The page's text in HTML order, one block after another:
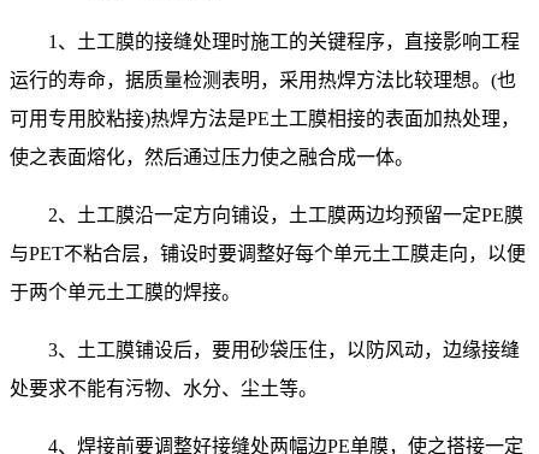
1、土工膜的接缝处理时施工的关键程序，直接影响工程
运行的寿命，据质量检测表明，采用热焊方法比较理想。(也
可用专用胶粘接)热焊方法是PE土工膜相接的表面加热处理，
使之表面熔化，然后通过压力使之融合成一体。
2、土工膜沿一定方向铺设，土工膜两边均预留一定PE膜
与PET不粘合层，铺设时要调整好每个单元土工膜走向，以便
于两个单元土工膜的焊接。
3、土工膜铺设后，要用砂袋压住，以防风动，边缘接缝
处要求不能有污物、水分、尘土等。
4、焊接前要调整好接缝处两幅边PE单膜，使之搭接一定